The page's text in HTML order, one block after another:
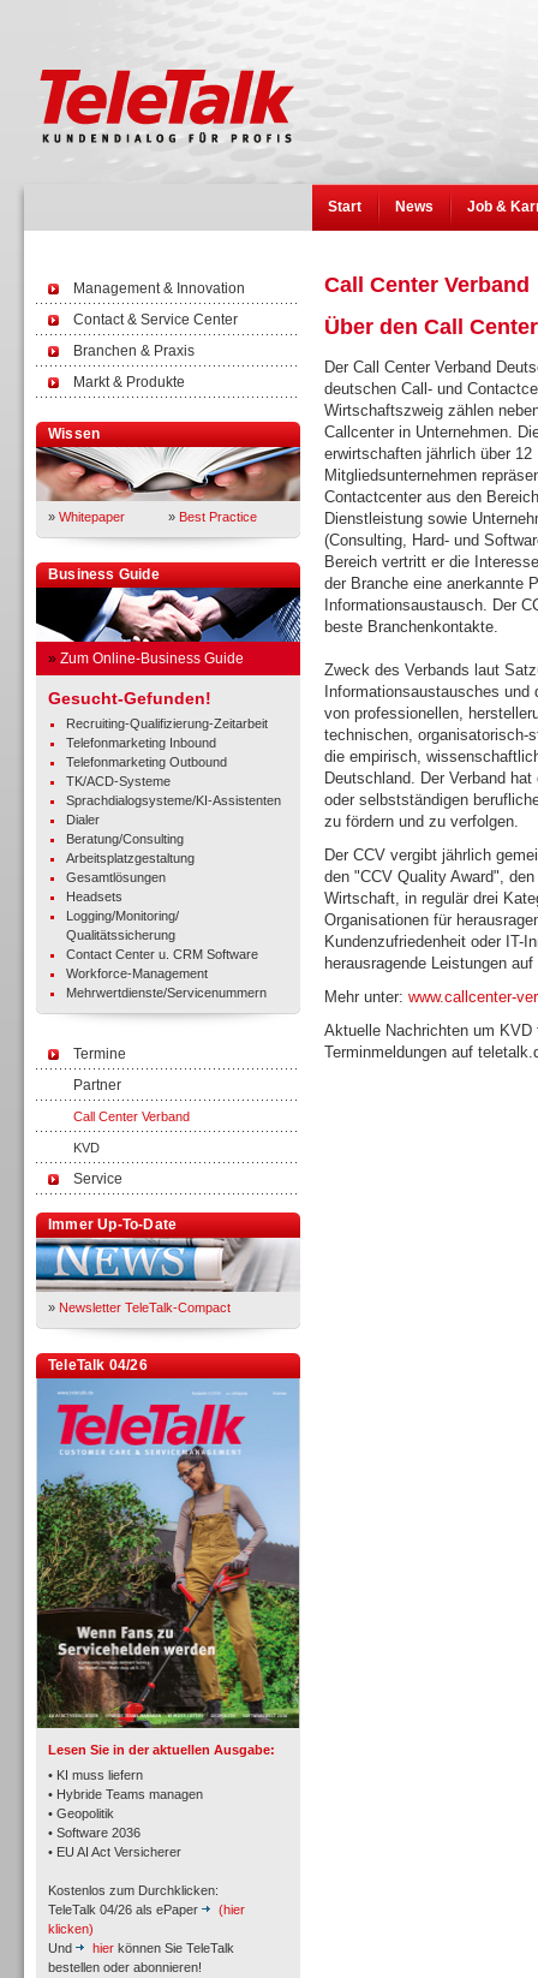
Start News Job &
Management & Innovation
Contact & Service Center
Branchen & Praxis
Markt & Produkte
Wissen
» Whitepaper » Best Practice
Business Guide
» Zum Online-Business Guide
Gesucht-Gefunden!
Recruiting-Qualifizierung-Zeitarbeit
Telefonmarketing Inbound
Telefonmarketing Outbound
TK/ACD-Systeme
Sprachdialogsysteme/KI-Assistenten
Dialer
Beratung/Consulting
Arbeitsplatzgestaltung
Gesamtlösungen
Headsets
Logging/Monitoring/
Qualitätssicherung
Contact Center u. CRM Software
Workforce-Management
Mehrwertdienste/Servicenummern
Termine
Partner
Call Center Verband
KVD
Service
Immer Up-To-Date
» Newsletter TeleTalk-Compact
TeleTalk 04/26
Lesen Sie in der aktuellen Ausgabe:
• KI muss liefern
• Hybride Teams managen
• Geopolitik
• Software 2036
• EU AI Act Versicherer
Kostenlos zum Durchklicken:
TeleTalk 04/26 als ePaper
(hier
klicken)
Und
hier können Sie TeleTalk
bestellen oder abonnieren!
TK- und ACD-Systeme
Workforce-Management
Call Center Verband
Über den Call
Der Call Center Verband
deutschen Call- und
Wirtschaftszweig zählen
Callcenter in Unternehmen.
erwirtschaften jährlich über
Mitgliedsunternehmen
Contactcenter aus den
Dienstleistung sowie
(Consulting, Hard- und
Bereich vertritt er die
der Branche eine anerkannte
Informationsaustausch. Der
beste Branchenkontakte.
Zweck des Verbands laut
Informationsaustausches
von professionellen,
technischen, organisatorisch-
die empirisch,
Deutschland. Der Verband
oder selbstständigen
zu fördern und zu verfolgen.
Der CCV vergibt jährlich
den "CCV Quality Award",
Wirtschaft, in regulär drei
Organisationen für
Kundenzufriedenheit oder IT-
herausragende Leistungen
Mehr unter: www.callcenter-
Aktuelle Nachrichten um
Terminmeldungen auf